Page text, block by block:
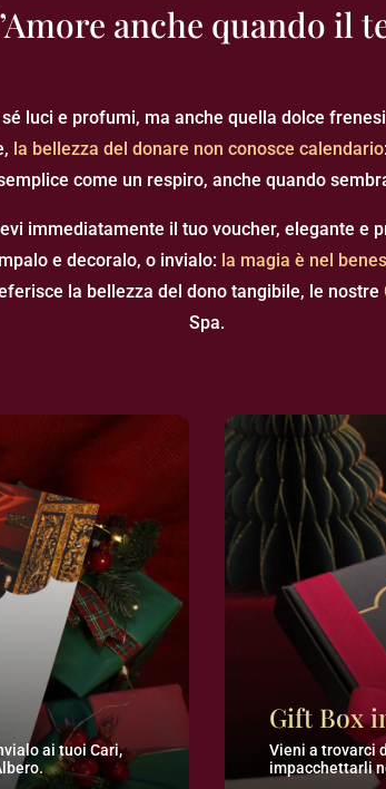
anche quando il
luci e profumi, ma anche quella dolce
la bellezza del donare non conosce calendario
come un respiro, anche quando
immediatamente il tuo voucher, elegante e
e decoralo, o invialo: la magia è nel
la bellezza del dono tangibile, le nostre
Spa.
ai tuoi Cari,
Gift Box
Vieni a trovarci
impacchettarli